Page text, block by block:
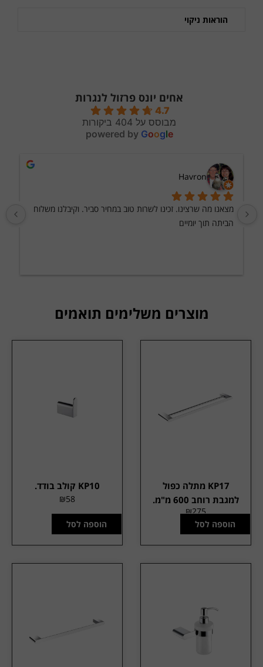
הוראות ניקוי
אחים יונס פרזול לנגרות
4.7
מבוסס על 404 ביקורות
powered by Google
Havron
הביתה תוך יומיים
מוצרים משלימים תואמים
KP17 מתלה כפול
למגבת רוחב 600 מ"מ.
₪275
הוספה לסל
KP10 קולב בודד.
₪58
הוספה לסל